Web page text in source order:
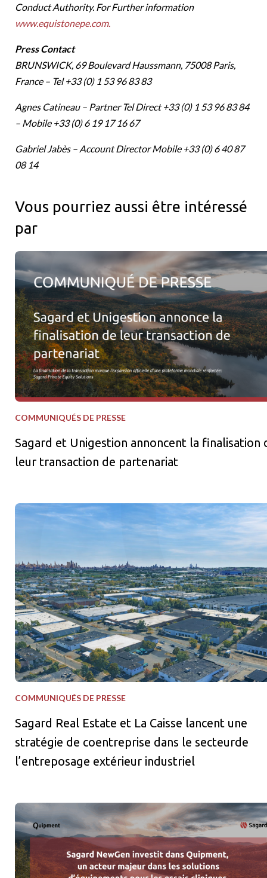
Conduct Authority. For Further information
www.equistonepe.com.
Press Contact
BRUNSWICK, 69 Boulevard Haussmann, 75008 Paris,
France – Tel +33 (0) 1 53 96 83 83
Agnes Catineau – Partner Tel Direct +33 (0) 1 53 96 83 84
– Mobile +33 (0) 6 19 17 16 67
Gabriel Jabès – Account Director Mobile +33 (0) 6 40 87
08 14
Vous pourriez aussi être intéressé
par
Sagard et Unigestion annoncent la finalisation de leur
COMMUNIQUÉS DE PRESSE
Sagard et Unigestion annoncent la finalisation
leur transaction de partenariat
Sagard Real Estate et La Caisse lancent une stratégie de
COMMUNIQUÉS DE PRESSE
Sagard Real Estate et La Caisse lancent une
stratégie de coentreprise dans le secteurde
l’entreposage extérieur industriel
Sagard NewGen investit dans Quipment, un acteur majeur